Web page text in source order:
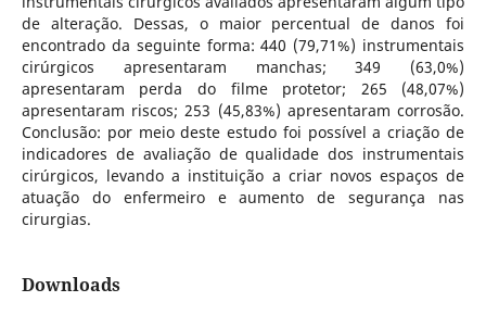
de alteração. Dessas, o maior percentual de danos foi
encontrado da seguinte forma: 440 (79,71%) instrumentais
cirúrgicos apresentaram manchas; 349 (63,0%)
apresentaram perda do filme protetor; 265 (48,07%)
apresentaram riscos; 253 (45,83%) apresentaram corrosão.
Conclusão: por meio deste estudo foi possível a criação de
indicadores de avaliação de qualidade dos instrumentais
cirúrgicos, levando a instituição a criar novos espaços de
atuação do enfermeiro e aumento de segurança nas
cirurgias.
Downloads